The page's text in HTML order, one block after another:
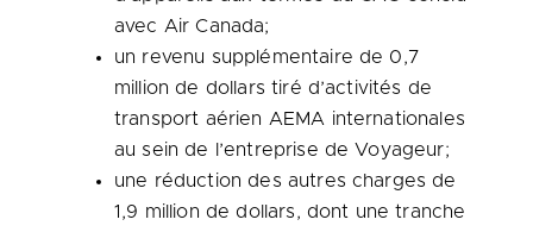
avec Air Canada;
un revenu supplémentaire de 0,7
million de dollars tiré d’activités de
transport aérien AEMA internationales
au sein de l’entreprise de Voyageur;
une réduction des autres charges de
1,9 million de dollars, dont une tranche